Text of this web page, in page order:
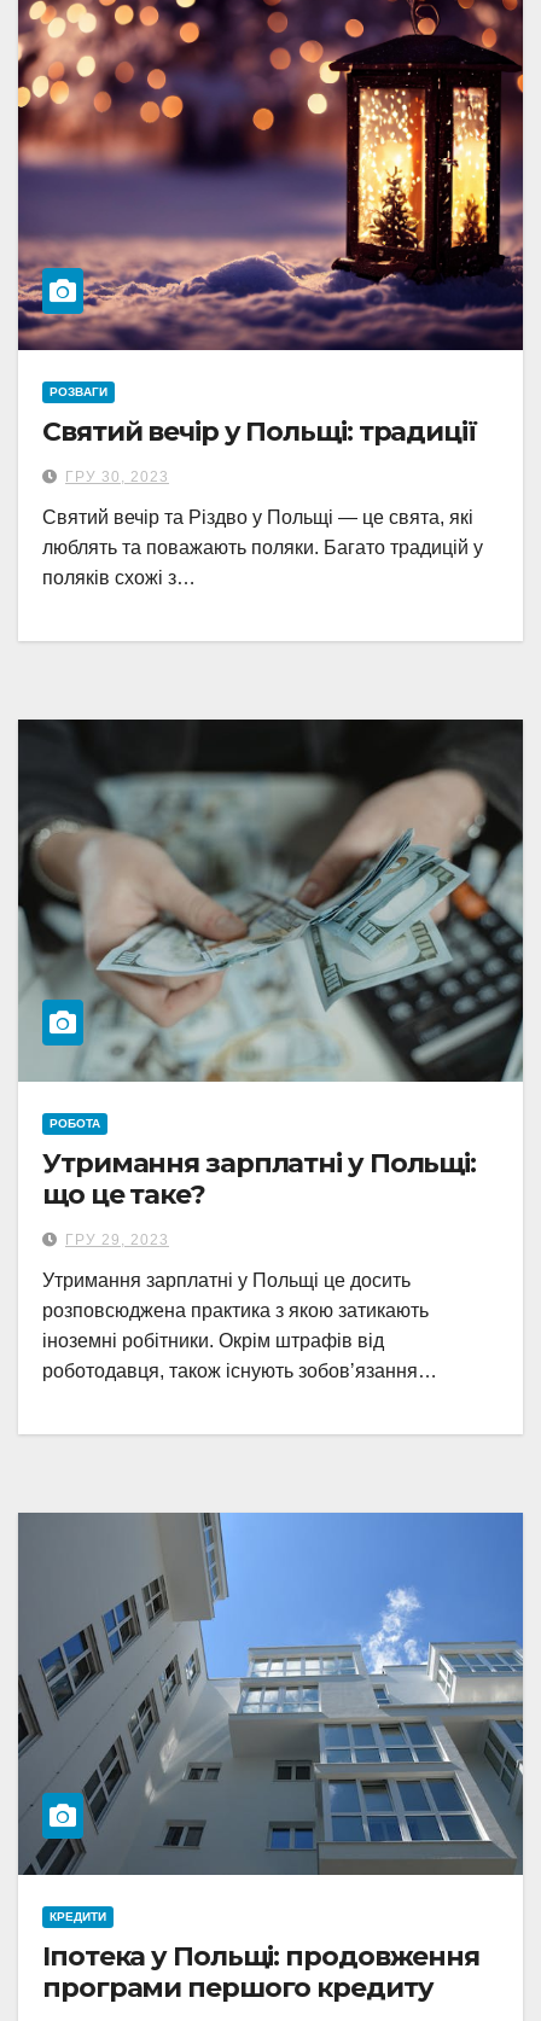
РОЗВАГИ
Святий вечір у Польщі: традиції
ГРУ 30, 2023
Святий вечір та Різдво у Польщі — це свята, які
люблять та поважають поляки. Багато традицій у
поляків схожі з…
РОБОТА
Утримання зарплатні у Польщі:
що це таке?
ГРУ 29, 2023
Утримання зарплатні у Польщі це досить
розповсюджена практика з якою затикають
іноземні робітники. Окрім штрафів від
роботодавця, також існують зобовʼязання…
КРЕДИТИ
Іпотека у Польщі: продовження
програми першого кредиту